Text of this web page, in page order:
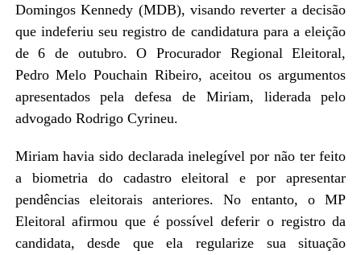
Domingos Kennedy (MDB), visando reverter a decisão
que indeferiu seu registro de candidatura para a eleição
de 6 de outubro. O Procurador Regional Eleitoral,
Pedro Melo Pouchain Ribeiro, aceitou os argumentos
apresentados pela defesa de Miriam, liderada pelo
advogado Rodrigo Cyrineu.
Miriam havia sido declarada inelegível por não ter feito
a biometria do cadastro eleitoral e por apresentar
pendências eleitorais anteriores. No entanto, o MP
Eleitoral afirmou que é possível deferir o registro da
candidata, desde que ela regularize sua situação